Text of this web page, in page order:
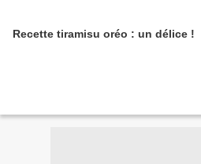
Recette tiramisu oréo : un délice !